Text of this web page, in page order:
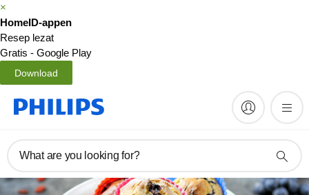
×
HomeID-appen
Resep lezat
Gratis - Google Play
Download
What are you looking for?